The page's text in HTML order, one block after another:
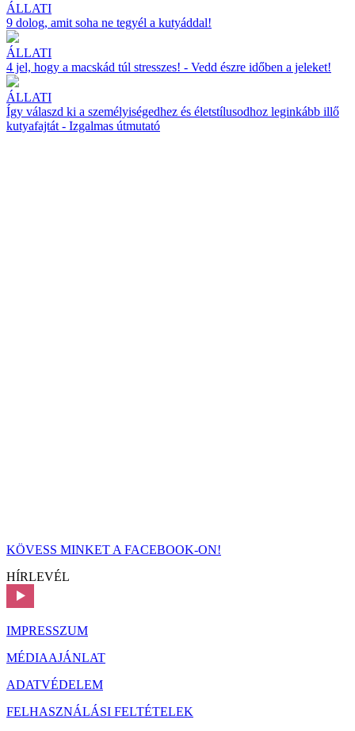
ÁLLATI
9 dolog, amit soha ne tegyél a kutyáddal!
ÁLLATI
4 jel, hogy a macskád túl stresszes! - Vedd észre időben a jeleket!
ÁLLATI
Így válaszd ki a személyiségedhez és életstílusodhoz leginkább illő
kutyafajtát - Izgalmas útmutató
KÖVESS MINKET A FACEBOOK-ON!
HÍRLEVÉL
IMPRESSZUM
MÉDIAAJÁNLAT
ADATVÉDELEM
FELHASZNÁLÁSI FELTÉTELEK